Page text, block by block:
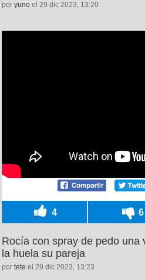
por yuno el 29 dic 2023, 13:20
4 6
Rocía con spray de pedo una
la huela su pareja
por tete el 29 dic 2023, 13:23